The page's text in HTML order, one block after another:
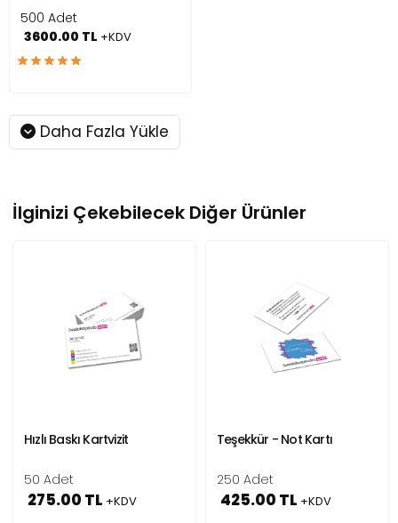
500 Adet
3600.00 TL +KDV
Daha Fazla Yükle
İlginizi Çekebilecek Diğer Ürünler
Hızlı Baskı Kartvizit
50 Adet
275.00 TL +KDV
Teşekkür - Not Kartı
250 Adet
425.00 TL +KDV